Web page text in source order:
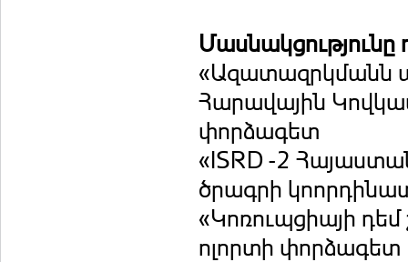
Մասնակցությունը
«Ազատազրկմանն
Հարավային
փորձագետ
«ISRD -2
ծրագրի
«Կոռուպցիայի
ոլորտի փորձագետ